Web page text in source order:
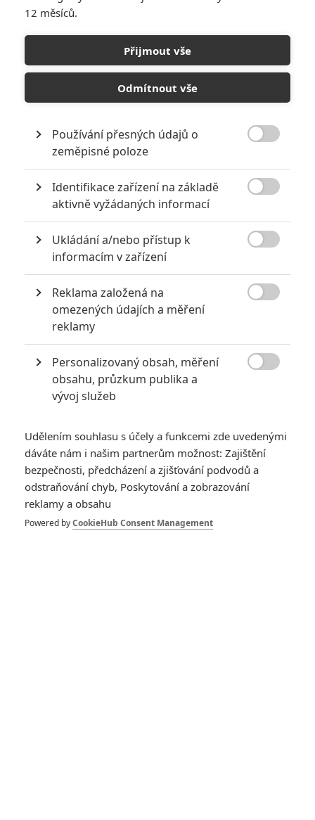
10
Schnirch nebarví hnus českých dějin
narůžovo
5
Recenze: Záhada strašidelného
zámku úroveň štědrovečerních
8 Recenze: Občanská válka
6
Recenze: Godzilla x Kong: Nové
impérium
8 Recenze: Opičí muž
POSLEDNÍ KOMENTOVANÉ
3ČLÁNEK | 01.08.2026 16:40
Marvel nečekaně zrušil již schválené pokračování
1 ČLÁNEK | 30.07.2026 20:14
Děti krve a kostí: Regulérní trailer představuje akční fantasy
dobrodružství s vůní Afriky
1ČLÁNEK | 30.07.2026 12:31
Spider-Man: Zbrusu nový den – Podle recenzí máme čekat
překvapivě emotivní a osobní film
12 měsíců.
Přijmout vše
Odmítnout vše
Používání přesných údajů o
zeměpisné poloze
Identifikace zařízení na základě
aktivně vyžádaných informací
Ukládání a/nebo přístup k
informacím v zařízení
Reklama založená na
omezených údajích a měření
reklamy
Personalizovaný obsah, měření
obsahu, průzkum publika a
vývoj služeb
Udělením souhlasu s účely a funkcemi zde uvedenými
dáváte nám i našim partnerům možnost: Zajištění
bezpečnosti, předcházení a zjišťování podvodů a
odstraňování chyb, Poskytování a zobrazování
reklamy a obsahu
Powered byCookieHub Consent Management